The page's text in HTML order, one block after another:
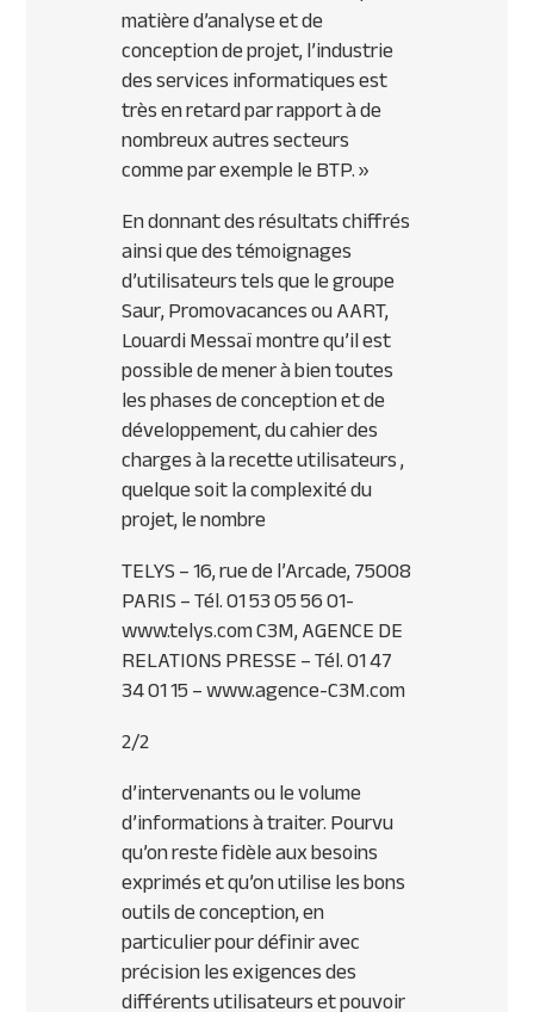
matière d’analyse et de
conception de projet, l’industrie
des services informatiques est
très en retard par rapport à de
nombreux autres secteurs
comme par exemple le BTP. »
En donnant des résultats chiffrés
ainsi que des témoignages
d’utilisateurs tels que le groupe
Saur, Promovacances ou AART,
Louardi Messaï montre qu’il est
possible de mener à bien toutes
les phases de conception et de
développement, du cahier des
charges à la recette utilisateurs ,
quelque soit la complexité du
projet, le nombre
TELYS – 16, rue de l’Arcade, 75008
PARIS – Tél. 01 53 05 56 01-
www.telys.com C3M, AGENCE DE
RELATIONS PRESSE – Tél. 01 47
34 01 15 – www.agence-C3M.com
2/2
d’intervenants ou le volume
d’informations à traiter. Pourvu
qu’on reste fidèle aux besoins
exprimés et qu’on utilise les bons
outils de conception, en
particulier pour définir avec
précision les exigences des
différents utilisateurs et pouvoir